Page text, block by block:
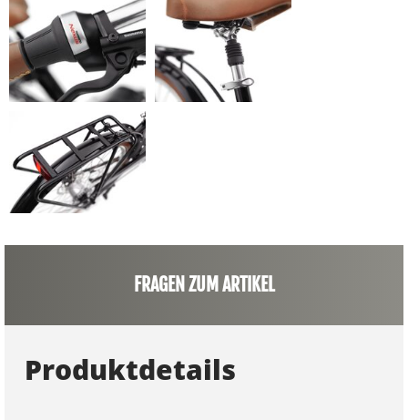
FRAGEN ZUM ARTIKEL
Produktdetails